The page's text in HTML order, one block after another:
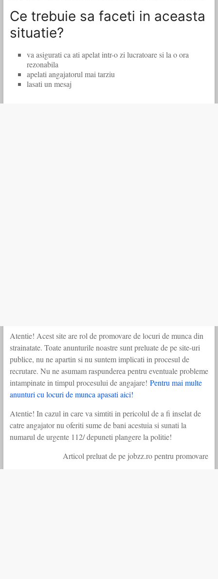
Ce trebuie sa faceti in aceasta
situatie?
va asigurati ca ati apelat intr-o zi lucratoare si la o ora
rezonabila
apelati angajatorul mai tarziu
lasati un mesaj
Atentie! Acest site are rol de promovare de locuri de munca din
strainatate. Toate anunturile noastre sunt preluate de pe site-uri
publice, nu ne apartin si nu suntem implicati in procesul de
recrutare. Nu ne asumam raspunderea pentru eventuale probleme
intampinate in timpul procesului de angajare! Pentru mai multe
anunturi cu locuri de munca apasati aici!
Atentie! In cazul in care va simtiti in pericolul de a fi inselat de
catre angajator nu oferiti sume de bani acestuia si sunati la
numarul de urgente 112/ depuneti plangere la politie!
Articol preluat de pe jobzz.ro pentru promovare